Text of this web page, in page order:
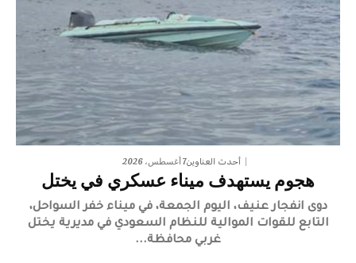
أحدث العناوين7 أغسطس، 2026
هجوم يستهدف ميناء عسكري في يختل
دوى انفجار عنيف، اليوم الجمعة، في ميناء خفر السواحل،
التابع للقوات الموالية للنظام السعودي في مديرية يختل
غربي محافظة...